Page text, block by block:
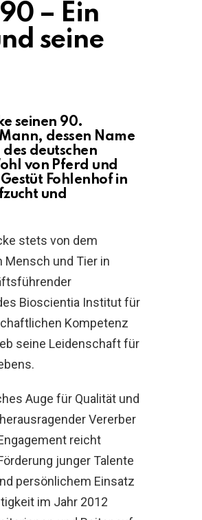
– Ein
seine
seinen 90.
dessen Name
deutschen
von Pferd und
Fohlenhof in
und
stets von dem
Mensch und Tier in
Bioscientia Institut für
Kompetenz
seine Leidenschaft für
Auge für Qualität und
Vererber
reicht
junger Talente
persönlichem Einsatz
im Jahr 2012